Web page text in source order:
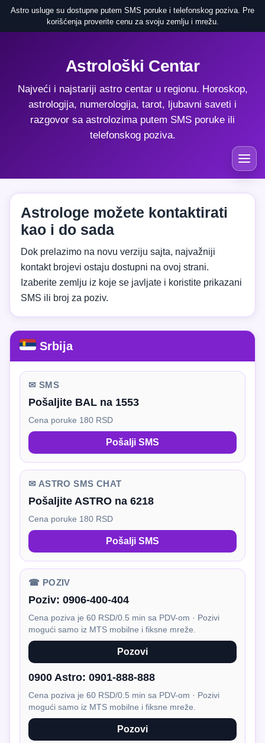
Astro usluge su dostupne putem SMS poruke i telefonskog poziva. Pre
korišćenja proverite cenu za svoju zemlju i mrežu.
Astrološki Centar
Najveći i najstariji astro centar u regionu. Horoskop,
astrologija, numerologija, tarot, ljubavni saveti i
razgovor sa astrolozima putem SMS poruke ili
telefonskog poziva.
Astrologe možete kontaktirati
kao i do sada
Dok prelazimo na novu verziju sajta, najvažniji
kontakt brojevi ostaju dostupni na ovoj strani.
Izaberite zemlju iz koje se javljate i koristite prikazani
SMS ili broj za poziv.
Srbija
✉ SMS
Pošaljite BAL na 1553
Cena poruke 180 RSD
Pošalji SMS
✉ ASTRO SMS CHAT
Pošaljite ASTRO na 6218
Cena poruke 180 RSD
Pošalji SMS
☎ POZIV
Poziv: 0906-400-404
Cena poziva je 60 RSD/0.5 min sa PDV-om · Pozivi
mogući samo iz MTS mobilne i fiksne mreže.
Pozovi
0900 Astro: 0901-888-888
Cena poziva je 60 RSD/0.5 min sa PDV-om · Pozivi
mogući samo iz MTS mobilne i fiksne mreže.
Pozovi